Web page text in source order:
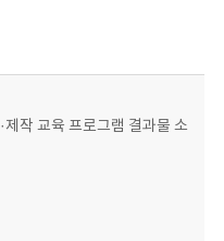
작 교육 프로그램 결과물 소